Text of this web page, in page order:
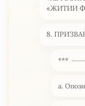
«ЖИТИИ
8.
***
а.